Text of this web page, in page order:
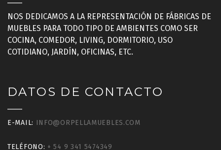
NOS DEDICAMOS A LA REPRESENTACIÓN DE FÁBRICAS DE
MUEBLES PARA TODO TIPO DE AMBIENTES COMO SER
COCINA, COMEDOR, LIVING, DORMITORIO, USO
COTIDIANO, JARDÍN, OFICINAS, ETC.
DATOS DE CONTACTO
E-MAIL: INFO@ORPELLAMUEBLES.COM
TELÉFONO: + 54 9 341 5474349